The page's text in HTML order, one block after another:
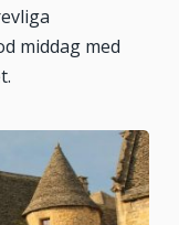
middag med